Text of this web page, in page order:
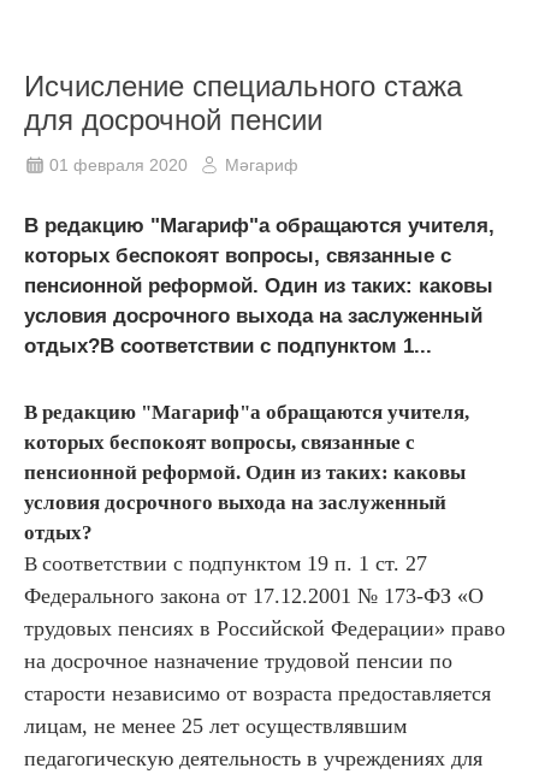
Исчисление специального стажа
для досрочной пенсии
01 февраля 2020 Мәгариф
В редакцию "Магариф"а обращаются учителя,
которых беспокоят вопросы, связанные с
пенсионной реформой. Один из таких: каковы
условия досрочного выхода на заслуженный
отдых?В соответствии с подпунктом 1...
В редакцию "Магариф"а обращаются учителя,
которых беспокоят вопросы, связанные с
пенсионной реформой. Один из таких: каковы
условия досрочного выхода на заслуженный
отдых?
В соответствии с подпунктом 19 п. 1 ст. 27
Федерального закона от 17.12.2001 № 173-ФЗ «О
трудовых пенсиях в Российской Федерации» право
на досрочное назначение трудовой пенсии по
старости независимо от возраста предоставляется
лицам, не менее 25 лет осуществлявшим
педагогическую деятельность в учреждениях для